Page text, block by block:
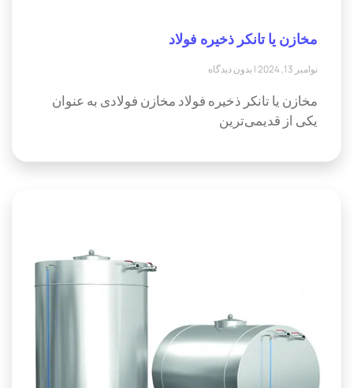
مخازن یا تانکر ذخیره فولاد
نوامبر 13, 2024 بدون دیدگاه
مخازن یا تانکر ذخیره فولاد مخازن فولادی به عنوان
یکی از قدیمی‌ترین